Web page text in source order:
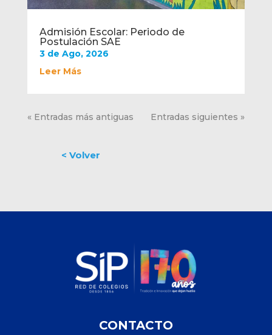
Admisión Escolar: Periodo de
Postulación SAE
3 de Ago, 2026
Leer Más
« Entradas más antiguas Entradas siguientes »
CONTACTO